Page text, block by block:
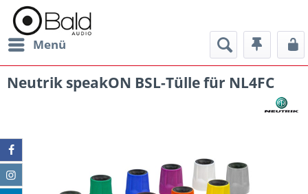
Menü
Neutrik speakON BSL-Tülle für NL4FC